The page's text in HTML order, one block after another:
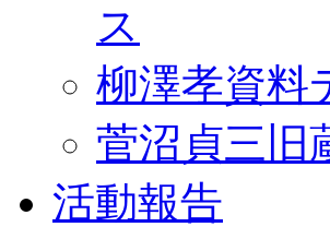
ス
柳澤孝資料
菅沼貞三旧
活動報告